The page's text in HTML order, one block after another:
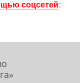
соцсетей: